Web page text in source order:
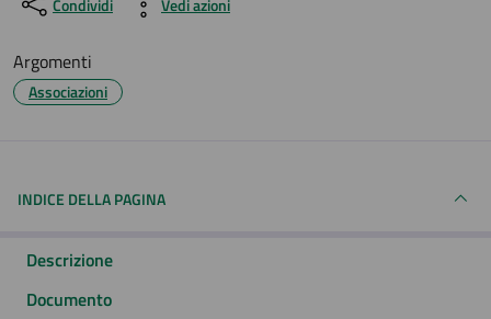
Argomenti
Associazioni
INDICE DELLA PAGINA
Descrizione
Documento